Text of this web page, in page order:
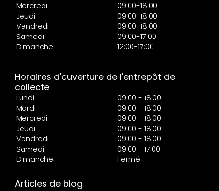
Mercredi
09:00-18:00
Jeudi
09:00-18:00
Vendredi
09:00-18:00
Samedi
09:00-17:00
Dimanche
12:00-17:00
Horaires d'ouverture de l'entrepôt de
collecte
Lundi
09:00 - 18:00
Mardi
09:00 - 18:00
Mercredi
09:00 - 18:00
Jeudi
09:00 - 18:00
Vendredi
09:00 - 18:00
Samedi
09:00 - 17:00
Dimanche
Fermé
Articles de blog